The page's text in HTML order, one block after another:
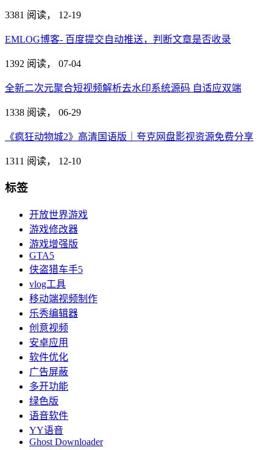
3381 阅读， 12-19
EMLOG博客- 百度提交自动推送，判断文章是否收录
1392 阅读， 07-04
全新二次元聚合短视频解析去水印系统源码 自适应双端
1338 阅读， 06-29
《疯狂动物城2》高清国语版｜夸克网盘影视资源免费分享
1311 阅读， 12-10
标签
开放世界游戏
游戏修改器
游戏增强版
GTA5
侠盗猎车手5
vlog工具
移动端视频制作
乐秀编辑器
创意视频
安卓应用
软件优化
广告屏蔽
多开功能
绿色版
语音软件
YY语音
Ghost Downloader